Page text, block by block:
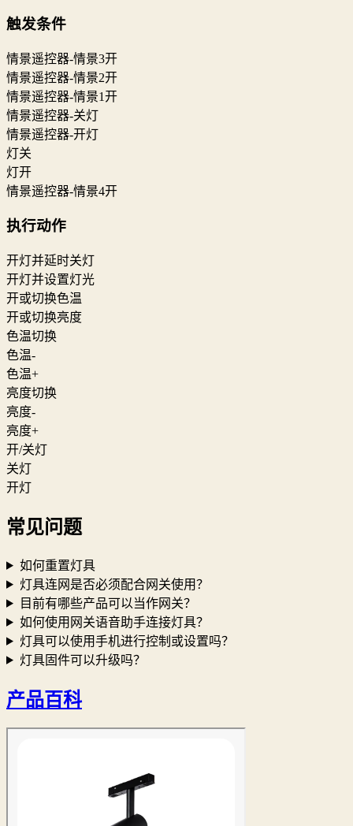
触发条件
情景遥控器-情景3开
情景遥控器-情景2开
情景遥控器-情景1开
情景遥控器-关灯
情景遥控器-开灯
灯关
灯开
情景遥控器-情景4开
执行动作
开灯并延时关灯
开灯并设置灯光
开或切换色温
开或切换亮度
色温切换
色温-
色温+
亮度切换
亮度-
亮度+
开/关灯
关灯
开灯
常见问题
如何重置灯具
灯具连网是否必须配合网关使用？
目前有哪些产品可以当作网关？
如何使用网关语音助手连接灯具？
灯具可以使用手机进行控制或设置吗？
灯具固件可以升级吗？
产品百科